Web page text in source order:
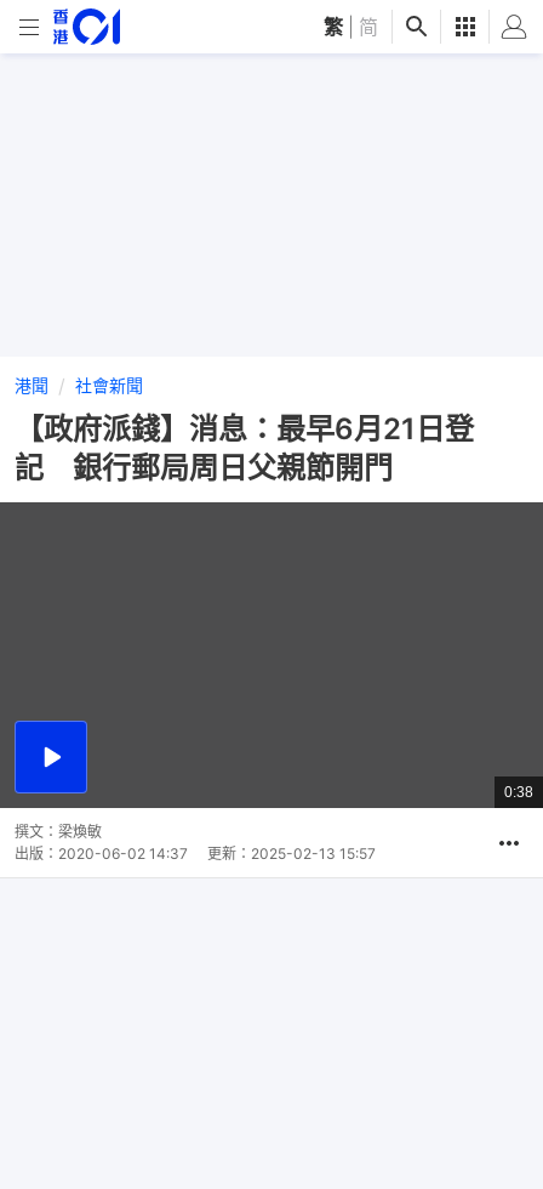
繁 简
港聞 社會新聞
【政府派錢】消息：最早6月21日登
記 銀行郵局周日父親節開門
播
總
共
0:38
撰文： 梁煥敏
出版： 2020-06-02 14:37 更新： 2025-02-13 15:57